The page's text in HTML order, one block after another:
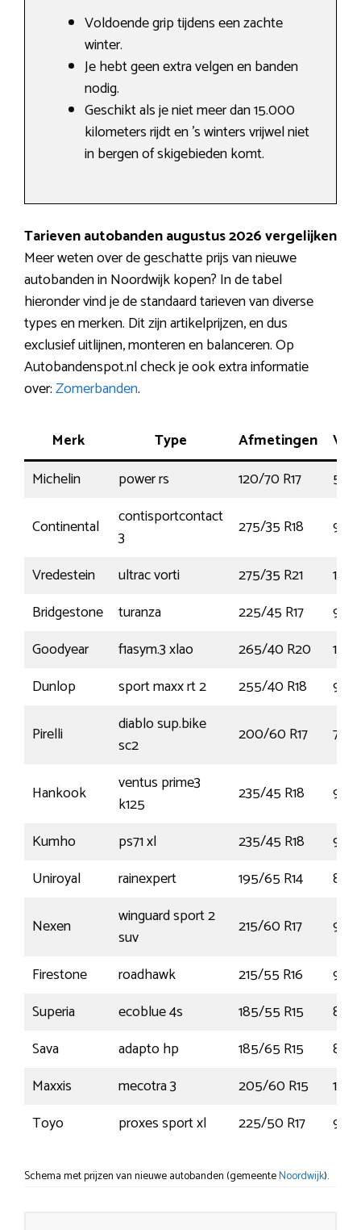
Voldoende grip tijdens een zachte
winter.
Je hebt geen extra velgen en banden
nodig.
Geschikt als je niet meer dan 15.000
kilometers rijdt en ’s winters vrijwel niet
in bergen of skigebieden komt.
Tarieven autobanden augustus 2026 vergelijken
Meer weten over de geschatte prijs van nieuwe
autobanden in Noordwijk kopen? In de tabel
hieronder vind je de standaard tarieven van diverse
types en merken. Dit zijn artikelprijzen, en dus
exclusief uitlijnen, monteren en balanceren. Op
Autobandenspot.nl check je ook extra informatie
over:Zomerbanden.
Merk Type Afmetingen
Michelin
power rs 120/70 R17
58W
Continental
contisportcontact
3
275/35 R18
95Y
Vredestein
ultrac vorti 275/35 R21
103Y
Bridgestone
turanza 225/45 R17
91Y
Goodyear
f1asym.3 xlao 265/40 R20
104Y
Dunlop
sport maxx rt 2 255/40 R18
99Y
Pirelli
diablo sup.bike
sc2
200/60 R17 78W
Hankook
ventus prime3
k125
235/45 R18
98W
Kumho
ps71 xl 235/45 R18
98Y
Uniroyal
rainexpert 195/65 R14
89T
Nexen
winguard sport 2
suv
215/60 R17
96H
Firestone
roadhawk 215/55 R16
97W
Superia
ecoblue 4s 185/55 R15
82H
Sava
adapto hp 185/65 R15
88H
Maxxis
mecotra 3 205/60 R15
112H
Toyo
proxes sport xl 225/50 R17 98Y
Schema met prijzen van nieuwe autobanden (gemeenteNoordwijk).